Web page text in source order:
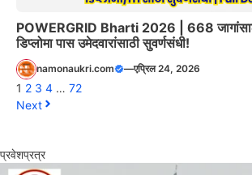
POWERGRID Bharti 2026 | 668 जागांसाठी
डिप्लोमा पास उमेदवारांसाठी सुवर्णसंधी!
namonaukri.com —एप्रिल 24, 2026
1 2 3 4 … 72
Next
प्रवेशप्रत्र